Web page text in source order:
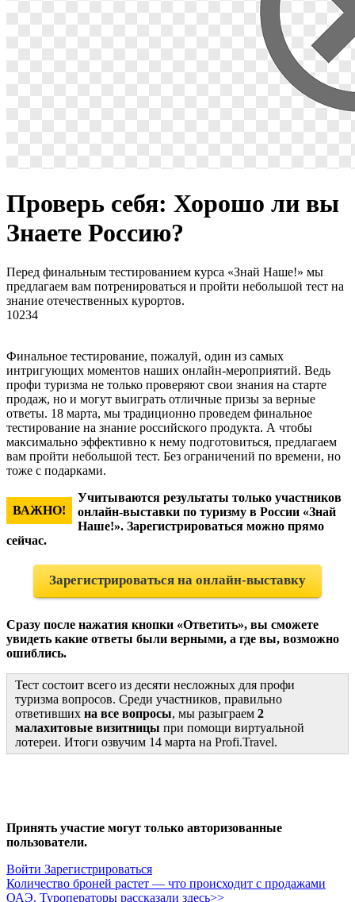
Проверь себя: Хорошо ли вы
Знаете Россию?
Перед финальным тестированием курса «Знай Наше!» мы
предлагаем вам потренироваться и пройти небольшой тест на
знание отечественных курортов.
10234
Финальное тестирование, пожалуй, один из самых
интригующих моментов наших онлайн-мероприятий. Ведь
профи туризма не только проверяют свои знания на старте
продаж, но и могут выиграть отличные призы за верные
ответы. 18 марта, мы традиционно проведем финальное
тестирование на знание российского продукта. А чтобы
максимально эффективно к нему подготовиться, предлагаем
вам пройти небольшой тест. Без ограничений по времени, но
тоже с подарками.
ВАЖНО!
Учитываются результаты только участников
онлайн-выставки по туризму в России «Знай
Наше!». Зарегистрироваться можно прямо
сейчас.
Зарегистрироваться на онлайн-выставку
Сразу после нажатия кнопки «Ответить», вы сможете
увидеть какие ответы были верными, а где вы, возможно
ошиблись.
Тест состоит всего из десяти несложных для профи
туризма вопросов. Среди участников, правильно
ответивших на все вопросы, мы разыграем 2
малахитовые визитницы при помощи виртуальной
лотереи. Итоги озвучим 14 марта на Profi.Travel.
Принять участие могут только авторизованные
пользователи.
Войти Зарегистрироваться
Количество броней растет — что происходит с продажами
ОАЭ. Туроператоры рассказали здесь>>